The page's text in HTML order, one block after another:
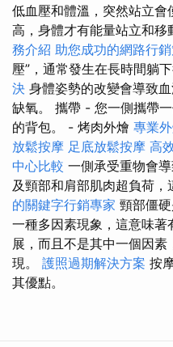
低血壓和體溫，突然站立
高，身體才有能量站立和移
務介紹 助您成功的網路行
壓”，通常發生在長時間躺
決 身體姿勢的改變會導致
缺氧。 攜帶 - 您一側攜帶
的背包。 - 烤肉外燴 專業
放鬆按摩 足底放鬆按摩 高
中心比較 一側承受重物會
及頸部和肩部肌肉超負荷，
的關鍵字行銷專家 頸部僵
一種多因素現象，這意味
展，而且不是其中一個因
現。 護照過期解決方案 按
其優點。